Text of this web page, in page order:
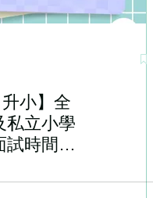
升小】全
私立小學
試時間表